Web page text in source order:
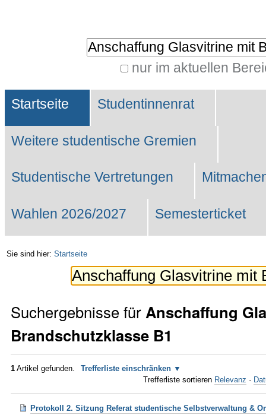
Website durchsuchen
nur im aktuellen
Suche…
Sektionen
Startseite Studentinnenrat
Weitere studentische Gremien
Studentische Vertretungen
Wahlen 2026/2027 Semesterticket
Sie sind hier: Startseite
Suchergebnisse fürAnschaffung
Brandschutzklasse B1
1 Artikel gefunden.
Trefferliste einschränken
Trefferliste sortieren Relevanz ·
Protokoll 2. Sitzung Referat studentische Selbstverwaltung &